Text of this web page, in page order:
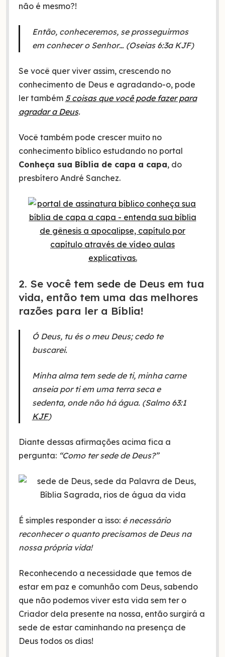
não é mesmo?!
Então, conheceremos, se prosseguirmos
em conhecer o Senhor… (Oseias 6:3a KJF)
Se você quer viver assim, crescendo no
conhecimento de Deus e agradando-o, pode
ler também 5 coisas que você pode fazer para
agradar a Deus.
Você também pode crescer muito no
conhecimento bíblico estudando no portal
Conheça sua Bíblia de capa a capa, do
presbítero André Sanchez.
2. Se você tem sede de Deus em tua
vida, então tem uma das melhores
razões para ler a Bíblia!
Ó Deus, tu és o meu Deus; cedo te
buscarei.
Minha alma tem sede de ti, minha carne
anseia por ti em uma terra seca e
sedenta, onde não há água. (Salmo 63:1
KJF)
Diante dessas afirmações acima fica a
pergunta: “Como ter sede de Deus?”
É simples responder a isso: é necessário
reconhecer o quanto precisamos de Deus na
nossa própria vida!
Reconhecendo a necessidade que temos de
estar em paz e comunhão com Deus, sabendo
que não podemos viver esta vida sem ter o
Criador dela presente na nossa, então surgirá a
sede de estar caminhando na presença de
Deus todos os dias!